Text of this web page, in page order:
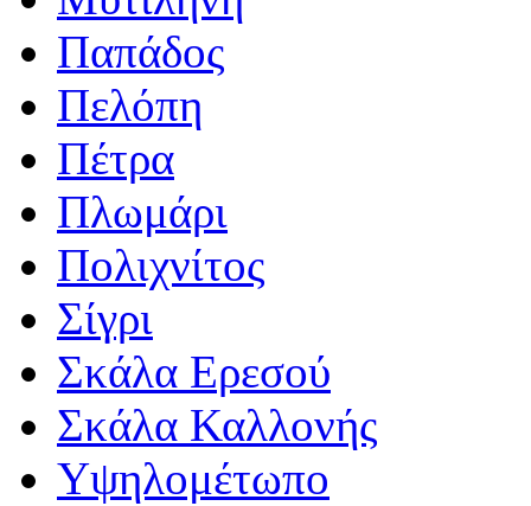
Παπάδος
Πελόπη
Πέτρα
Πλωμάρι
Πολιχνίτος
Σίγρι
Σκάλα Ερεσού
Σκάλα Καλλονής
Υψηλομέτωπο